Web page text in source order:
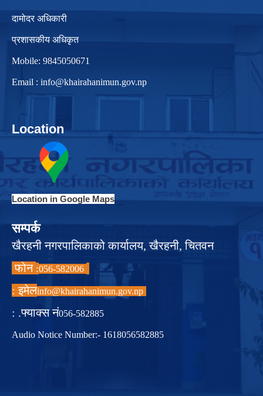
दामोदर अधिकारी
प्रशासकीय अधिकृत
Mobile: 9845050671
Email : info@khairahanimun.gov.np
Location
Location in Google Maps
सम्पर्क
खैरहनी नगरपालिकाको कार्यालय, खैरहनी, चितवन
फोन :
इमेल :info@khairahanimun.gov.np
फ्याक्स नं. :056-582885